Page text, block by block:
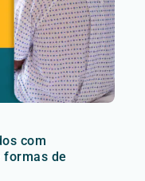
com
formas de